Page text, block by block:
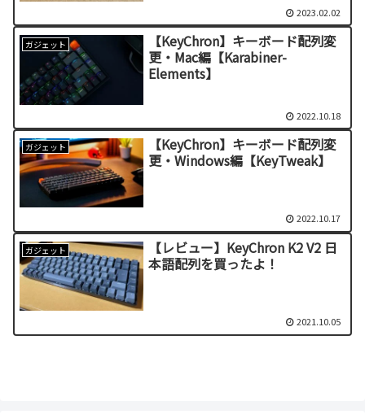
2023.02.02
ガジェット
【KeyChron】キーボード配列変
更・Mac編【Karabiner-
Elements】
2022.10.18
ガジェット
【KeyChron】キーボード配列変
更・Windows編【KeyTweak】
2022.10.17
ガジェット
【レビュー】KeyChron K2 V2 日
本語配列を買ったよ！
2021.10.05